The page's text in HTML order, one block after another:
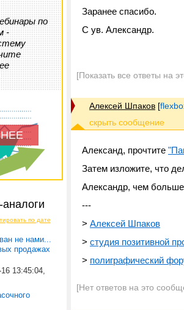
по
-
по дате
не нами...
продажах
13:45:04,
Заранее спасибо.
С ув. Александр.
[Показать все ответы на
Алексей Шпаков [
Александ, прочтите
Затем изложите, что
Александр, чем
---
> Алексей Шпаков
> студия позитивной
> полиграфический
[Нет ответов на это